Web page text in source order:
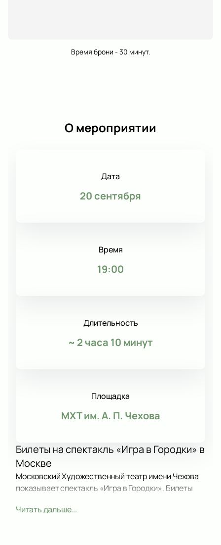
Время брони - 30 минут.
О мероприятии
Дата
20 сентября
Время
19:00
Длительность
~ 2 часа 10 минут
Площадка
МХТ им. А. П. Чехова
Билеты на спектакль «Игра в Городки» в
Москве
Московский Художественный театр имени Чехова
показывает спектакль «Игра в Городки». Билеты
Читать дальше...